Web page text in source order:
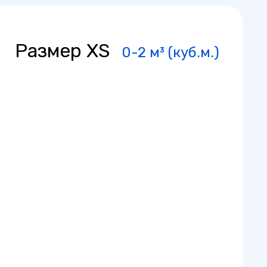
Размер XS 0-2 м³ (куб.м.)